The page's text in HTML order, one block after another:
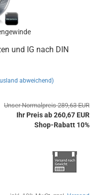
und IG nach DIN
abweichend)
Unser Normalpreis 289,63 EUR
Ihr Preis ab 260,67 EUR
Shop-Rabatt 10%